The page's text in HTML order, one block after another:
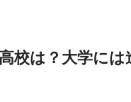
校は？大学には